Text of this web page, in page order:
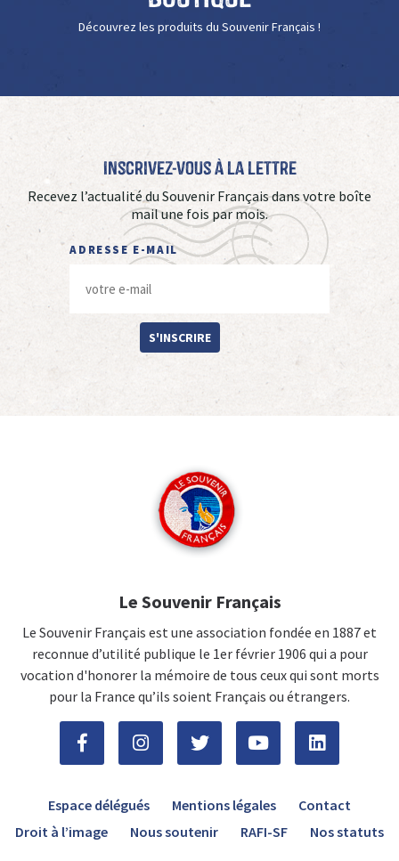
Découvrez les produits du Souvenir Français !
Inscrivez-vous à La Lettre
Recevez l’actualité du Souvenir Français dans votre boîte
mail une fois par mois.
ADRESSE E-MAIL
S'INSCRIRE
Le Souvenir Français
Le Souvenir Français est une association fondée en 1887 et
reconnue d’utilité publique le 1er février 1906 qui a pour
vocation d'honorer la mémoire de tous ceux qui sont morts
pour la France qu’ils soient Français ou étrangers.
Espace délégués Mentions légales
Contact
Droit à l’image
Nous soutenir RAFI-SF Nos statuts